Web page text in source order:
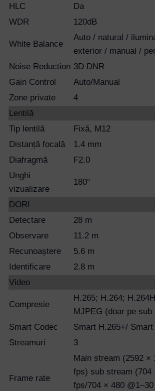
HLC
Da
WDR
120dB
White Balance
Auto / natural /
exterior / manual /
Noise Reduction 3D DNR
Gain Control
Auto/Manual
Zone private
4
Lentilă
Tip lentilă
Fixă, M12
Distanță focală
1.4 mm
Diafragmă
F2.0
Unghi
vizualizare
180°
DORI
Detectare
28 m
Observare
11.2 m
Recunoaștere
5.6 m
Identificare
2.8 m
Video
Compresie
H.265; H.264;
MJPEG (doar pe sub
Smart Codec
Smart H.265+/ Smart
Streamuri
3
Frame rate
Main stream (2592 ×
fps) sub stream (704
fps/704 × 480
Username or Email Address
Password
Lost your password?